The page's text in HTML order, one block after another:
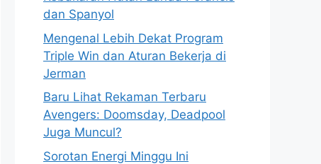
dan Spanyol
Mengenal Lebih Dekat Program
Triple Win dan Aturan Bekerja di
Jerman
Baru Lihat Rekaman Terbaru
Avengers: Doomsday, Deadpool
Juga Muncul?
Sorotan Energi Minggu Ini